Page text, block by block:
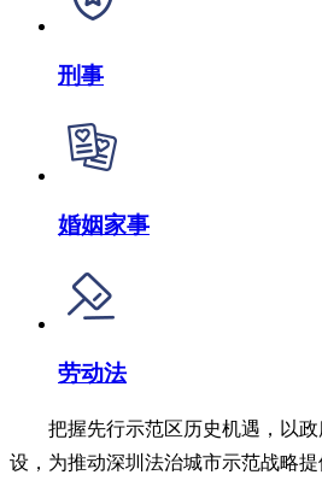
刑事
婚姻家事
劳动法
把握先行示范区历史机遇，以
设，为推动深圳法治城市示范战略提